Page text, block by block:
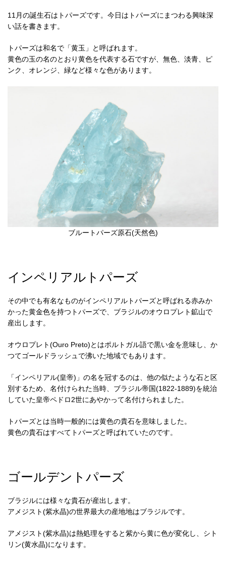
11月の誕生石はトパーズです。今日はトパーズにまつわる興味深
い話を書きます。
トパーズは和名で「黄玉」と呼ばれます。
黄色の玉の名のとおり黄色を代表する石ですが、無色、淡青、ピ
ンク、オレンジ、緑など様々な色があります。
ブルートパーズ原石(天然色)
インペリアルトパーズ
その中でも有名なものがインペリアルトパーズと呼ばれる赤みか
かった黄金色を持つトパーズで、ブラジルのオウロプレト鉱山で
産出します。
オウロプレト(Ouro Preto)とはポルトガル語で黒い金を意味し、か
つてゴールドラッシュで沸いた地域でもあります。
「インペリアル(皇帝)」の名を冠するのは、他の似たような石と区
別するため、名付けられた当時、ブラジル帝国(1822-1889)を統治
していた皇帝ペドロ2世にあやかって名付けられました。
トパーズとは当時一般的には黄色の貴石を意味しました。
黄色の貴石はすべてトパーズと呼ばれていたのです。
ゴールデントパーズ
ブラジルには様々な貴石が産出します。
アメジスト(紫水晶)の世界最大の産地地はブラジルです。
アメジスト(紫水晶)は熱処理をすると紫から黄に色が変化し、シト
リン(黄水晶)になります。